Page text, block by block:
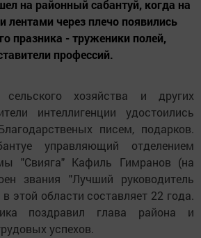
на районный сабантуй, когда на
лентами через плечо появились
празника - труженики полей,
профессий.
хозяйства и других
интеллигенции удостоились
писем, подарков.
управляющий отделением
"Свияга" Кафиль Гимранов (на
звания "Лучший руководитель
этой области составляет 22 года.
поздравил глава района и
успехов.